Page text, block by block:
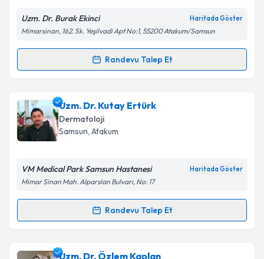
Kişisel verilerimin işlenmesine ilişkin
Metni'ni okudum ve kişisel verilerimin belirtilen
Takvim Talebini Gönder
Uzm. Dr. Burak Ekinci Haritada Göster
Mimarsinan, 162. Sk. Yeşilvadi Apt No:1, 55200 Atakum/Samsun
Randevu Talep Et
Randevu Takvimi Talebi
Uzm. Dr. Burak Ekinciiçin randevu takvimi talebi
oluşturun. Size bu uzmandan randevu almanız için bir
takvim hazırlandığında e-posta ile bilgilendireceğiz.
Kişisel verilerimin işlenmesine ilişkin
Metni'ni okudum ve kişisel verilerimin belirtilen
Uzm. Dr. Kutay Ertürk
Dermatoloji
Samsun, Atakum
VM Medical Park Samsun Hastanesi Haritada Göster
Mimar Sinan Mah. Alparslan Bulvarı, No: 17
Randevu Talep Et
Randevu Takvimi Talebi
Uzm. Dr. Kutay Ertürk için randevu takvimi talebi
Uzm. Dr. Özlem Kaplan